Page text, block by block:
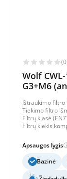
Wolf
G3+M6
Ištraukimo filtro
Tiekimo filtro
Filtrų klasė
Filtrų kiekis
Apsaugos lygis
Bazinė